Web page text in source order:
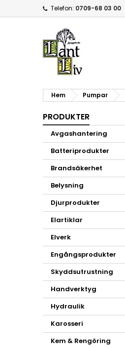
Telefon: 0709-68 03 00
Hem Pumpar
PRODUKTER
Avgashantering
Batteriprodukter
Brandsäkerhet
Belysning
Djurprodukter
Elartiklar
Elverk
Engångsprodukter
Skyddsutrustning
Handverktyg
Hydraulik
Karosseri
Kem & Rengöring